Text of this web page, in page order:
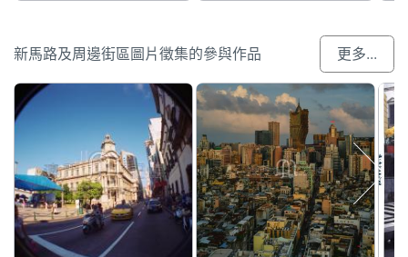
新馬路及周邊街區圖片徵集的參與作品 更多...